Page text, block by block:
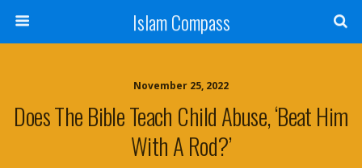
Islam Compass
November 25, 2022
Does The Bible Teach Child Abuse, ‘Beat Him
With A Rod?’